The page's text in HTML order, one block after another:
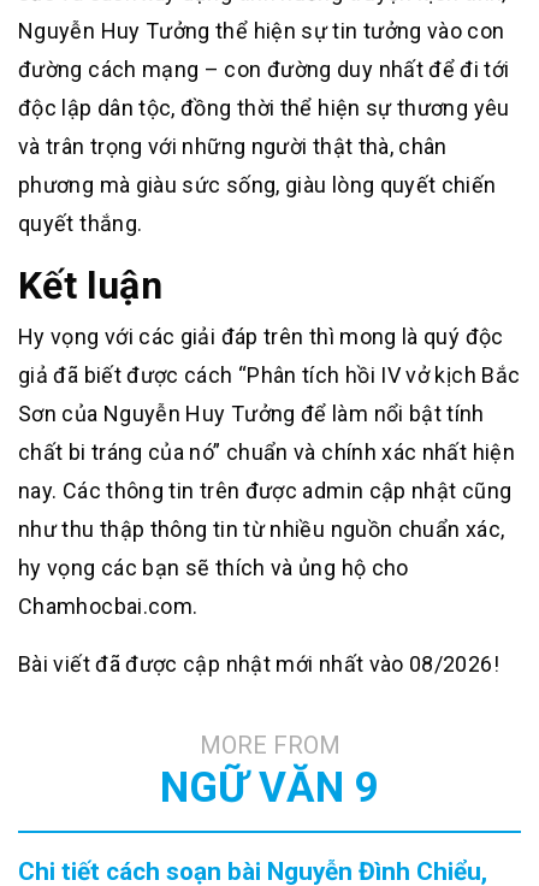
Nguyễn Huy Tưởng thể hiện sự tin tưởng vào con
đường cách mạng – con đường duy nhất để đi tới
độc lập dân tộc, đồng thời thể hiện sự thương yêu
và trân trọng với những người thật thà, chân
phương mà giàu sức sống, giàu lòng quyết chiến
quyết thắng.
Kết luận
Hy vọng với các giải đáp trên thì mong là quý độc
giả đã biết được cách “Phân tích hồi IV vở kịch Bắc
Sơn của Nguyễn Huy Tưởng để làm nổi bật tính
chất bi tráng của nó” chuẩn và chính xác nhất hiện
nay. Các thông tin trên được admin cập nhật cũng
như thu thập thông tin từ nhiều nguồn chuẩn xác,
hy vọng các bạn sẽ thích và ủng hộ cho
Chamhocbai.com.
Bài viết đã được cập nhật mới nhất vào 08/2026!
MORE FROM
NGỮ VĂN 9
Chi tiết cách soạn bài Nguyễn Đình Chiểu,